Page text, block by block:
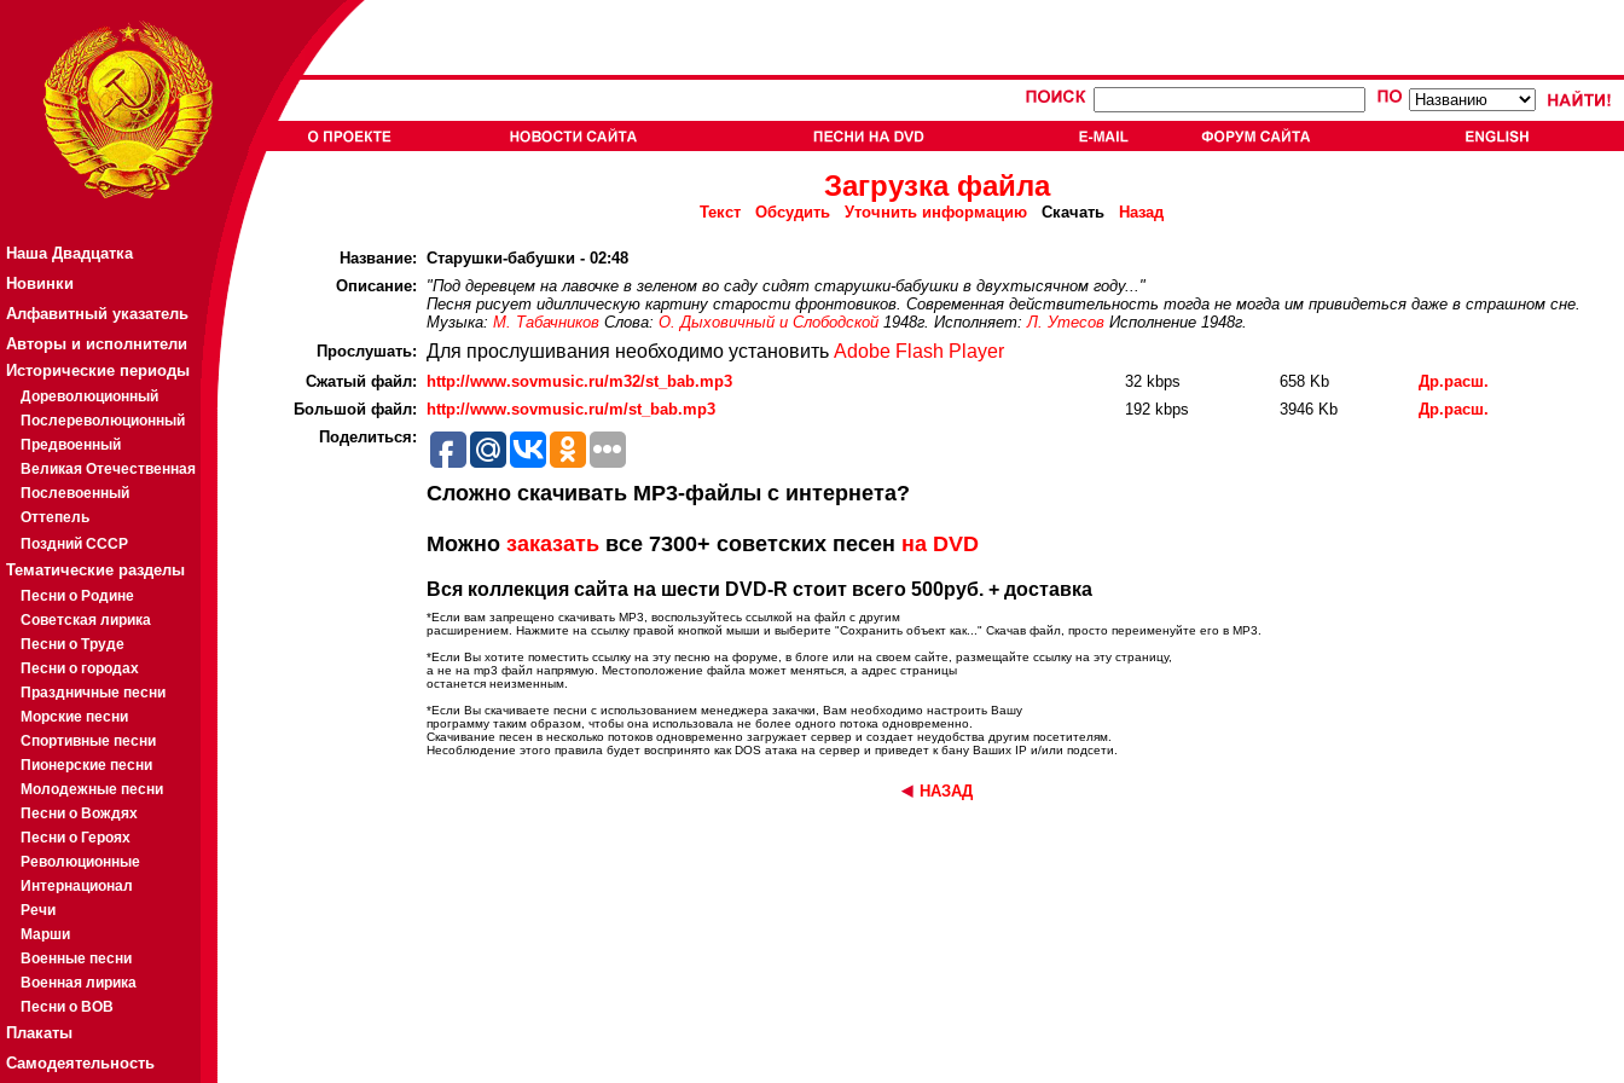
Наша Двадцатка
Новинки
Алфавитный указатель
Авторы и исполнители
Исторические периоды
Дореволюционный
Послереволюционный
Предвоенный
Великая Отечественная
Послевоенный
Оттепель
Поздний СССР
Тематические разделы
Песни о Родине
Советская лирика
Песни о Труде
Песни о городах
Праздничные песни
Морские песни
Спортивные песни
Пионерские песни
Молодежные песни
Песни о Вождях
Песни о Героях
Революционные
Интернационал
Речи
Марши
Военные песни
Военная лирика
Песни о ВОВ
Плакаты
Самодеятельность
Загрузка файла
Текст Обсудить Уточнить информацию Скачать Назад
Название: Старушки-бабушки - 02:48
Описание:
"Под деревцем на лавочке в зеленом во саду сидят старушки-бабушки в двухтысячном году..."
Песня рисует идиллическую картину старости фронтовиков. Современная действительность тогда не могда им привидеться даже в страшном сне.
Музыка: М. ТабачниковСлова: О. Дыховичный и Слободской1948г. Исполняет:Л. УтесовИсполнение 1948г.
Прослушать: Для прослушивания необходимо установить Adobe Flash Player
Cжатый файл: http://www.sovmusic.ru/m32/st_bab.mp3 32 kbps 658 Kb
Др.расш.
Большой файл:
http://www.sovmusic.ru/m/st_bab.mp3 192 kbps 3946 Kb
Др.расш.
Поделиться:
Сложно скачивать MP3-файлы с интернета?
Можно заказатьвсе 7300+ советских песен на DVD
Вся коллекция сайта на шести DVD-R стоит всего 500руб. + доставка
*Если вам запрещено скачивать MP3, воспользуйтесь ссылкой на файл с другим
расширением. Нажмите на ссылку правой кнопкой мыши и выберите "Сохранить объект как..." Скачав файл, просто переименуйте его в MP3.
*Если Вы хотите поместить ссылку на эту песню на форуме, в блоге или на своем сайте, размещайте ссылку на эту страницу,
а не на mp3 файл напрямую. Местоположение файла может меняться, а адрес страницы
останется неизменным.
*Если Вы скачиваете песни с использованием менеджера закачки, Вам необходимо настроить Вашу
программу таким образом, чтобы она использовала не более одного потока одновременно.
Скачивание песен в несколько потоков одновременно загружает сервер и создает неудобства другим посетителям.
Несоблюдение этого правила будет воспринято как DOS атака на сервер и приведет к бану Ваших IP и/или подсети.
НАЗАД